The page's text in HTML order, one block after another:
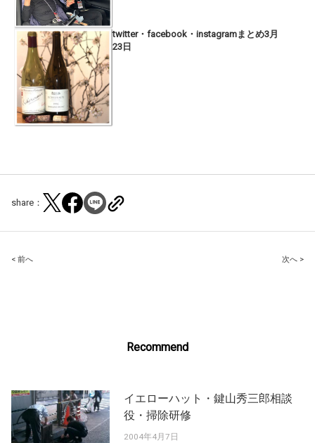
twitter・facebook・instagramまとめ3月
23日
share：
Post
< 前へ 次へ >
Recommend
イエローハット・鍵山秀三郎相談
役・掃除研修
2004年4月7日